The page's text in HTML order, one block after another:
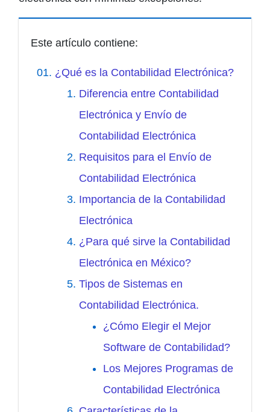
Este artículo contiene:
¿Qué es la Contabilidad Electrónica?
Diferencia entre Contabilidad
Electrónica y Envío de
Contabilidad Electrónica
Requisitos para el Envío de
Contabilidad Electrónica
Importancia de la Contabilidad
Electrónica
¿Para qué sirve la Contabilidad
Electrónica en México?
Tipos de Sistemas en
Contabilidad Electrónica.
¿Cómo Elegir el Mejor
Software de Contabilidad?
Los Mejores Programas de
Contabilidad Electrónica